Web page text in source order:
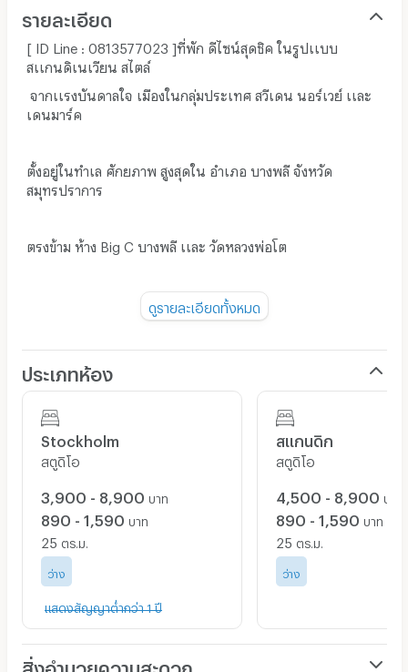
รายละเอียด
[ ID Line : 0813577023 ]ที่พัก ดีไซน์สุดชิค ในรูปเเบบ
สเเกนดิเนเวียน สไตล์
จากเเรงบันดาลใจ เมืองในกลุ่มประเทศ สวีเดน นอร์เวย์ เเละ
เดนมาร์ค
ตั้งอยู่ในทำเล ศักยภาพ สูงสุดใน อำเภอ บางพลี จังหวัด
สมุทรปราการ
ตรงข้าม ห้าง Big C บางพลี เเละ วัดหลวงพ่อโต
ใกล้กับ ห้าง MM Mega Mall , รพ. บางพลี , รพ. จุฬารัตน์ 3
เเละสถานที่สำคัญทางราชการ ของ อำเภอ บางพลี
ดูรายละเอียดทั้งหมด
ประเภทห้อง
Stockholm
สตูดิโอ
3,900 - 8,900 บาท
890 - 1,590 บาท
25 ตร.ม.
ว่าง
แสดงสัญญาต่ำกว่า 1 ปี
สเเกนดิก
สตูดิโอ
4,500 - 8,900 บาท
890 - 1,590 บาท
25 ตร.ม.
ว่าง
สิ่งอำนวยความสะดวก